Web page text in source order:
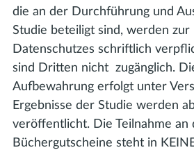
die an der Durchführung und
Studie beteiligt sind, werden zur
Datenschutzes schriftlich
sind Dritten nicht zugänglich.
Aufbewahrung erfolgt unter
Ergebnisse der Studie werden
veröffentlicht. Die Teilnahme an
Büchergutscheine steht in